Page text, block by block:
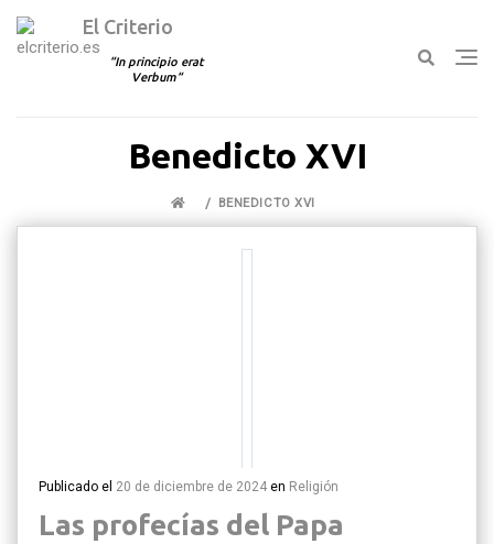
El Criterio
In principio erat
Verbum
Benedicto XVI
BENEDICTO XVI
Publicado el 20 de diciembre de 2024 en Religión
Las profecías del Papa